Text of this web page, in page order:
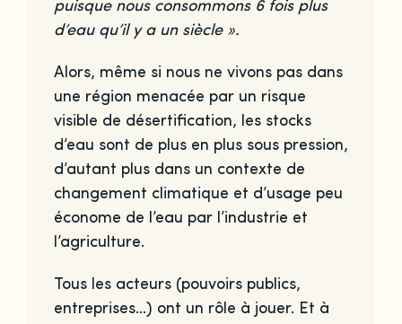
puisque nous consommons 6 fois plus
d’eau qu’il y a un siècle ».
Alors, même si nous ne vivons pas dans
une région menacée par un risque
visible de désertification, les stocks
d’eau sont de plus en plus sous pression,
d’autant plus dans un contexte de
changement climatique et d’usage peu
économe de l’eau par l’industrie et
l’agriculture.
Tous les acteurs (pouvoirs publics,
entreprises…) ont un rôle à jouer. Et à